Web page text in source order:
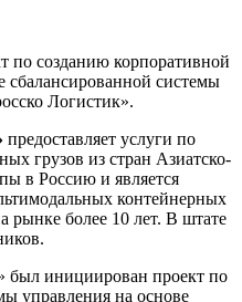
по созданию корпоративной
сбалансированной системы
Логистик».
предоставляет услуги по
грузов из стран Азиатско-
в Россию и является
контейнерных
рынке более 10 лет. В штате
был инициирован проект по
управления на основе